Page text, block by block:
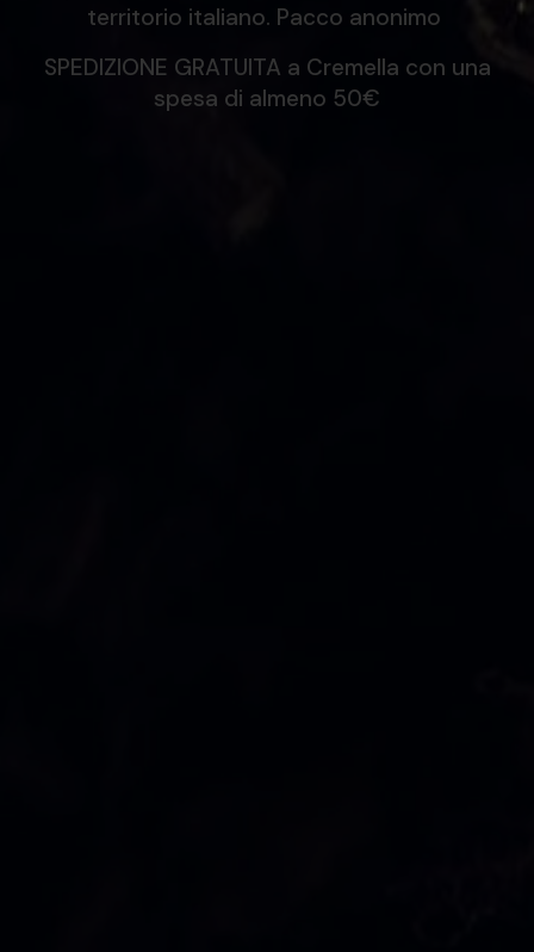
territorio italiano. Pacco anonimo
SPEDIZIONE GRATUITA a Cremella con una
spesa di almeno 50€